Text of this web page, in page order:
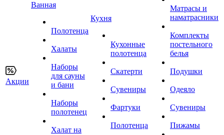
Акции
Ванная
Полотенца
Халаты
Наборы
для сауны
и бани
Наборы
полотенец
Халат на
Кухня
Кухонные
полотенца
Скатерти
Сувениры
Фартуки
Полотенца
Матрасы и
наматрасники
Комплекты
постельного
белья
Подушки
Одеяло
Сувениры
Пижамы